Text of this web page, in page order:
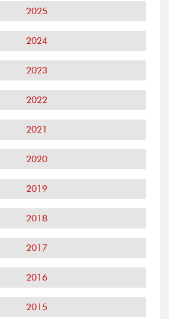
2025
2024
2023
2022
2021
2020
2019
2018
2017
2016
2015